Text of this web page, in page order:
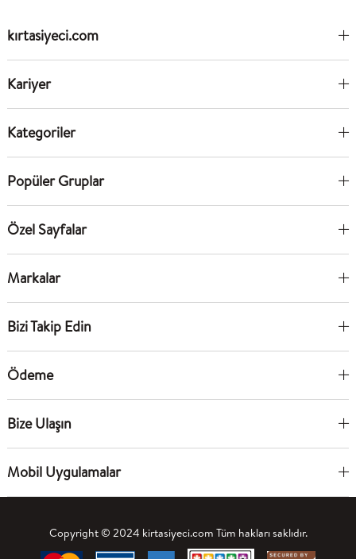
kırtasiyeci.com
Kariyer
Kategoriler
Popüler Gruplar
Özel Sayfalar
Markalar
Bizi Takip Edin
Ödeme
Bize Ulaşın
Mobil Uygulamalar
Copyright © 2024 kirtasiyeci.com Tüm hakları saklıdır.